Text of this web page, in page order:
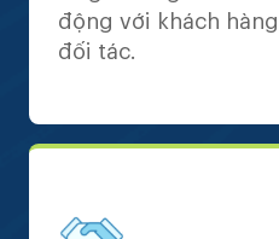
động với khách
đối tác.